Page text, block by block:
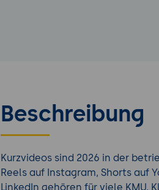
Beschreibung
Kurzvideos sind 2026 in der
Reels auf Instagram, Shorts auf
LinkedIn gehören für viele KMU,